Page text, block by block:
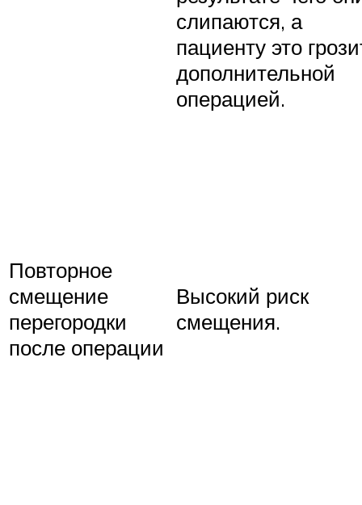
слипаются, а
пациенту это
дополнительной
операцией.
Повторное
смещение
перегородки
после операции
Высокий риск
смещения.